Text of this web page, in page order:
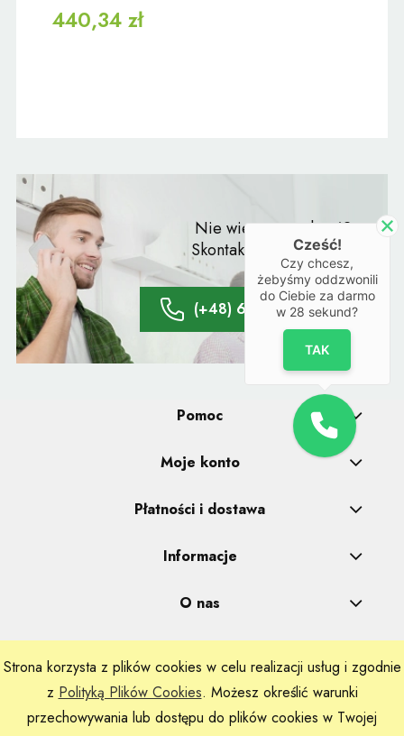
Strona korzysta z plików cookies w celu realizacji usług i zgodnie
z Polityką Plików Cookies. Możesz określić warunki
przechowywania lub dostępu do plików cookies w Twojej
440,34 zł
Nie wiesz co wybrać?
Skontaktuj się z naszym
doradcą:
(+48) 61 428 20 66
Pomoc
Moje konto
Płatności i dostawa
Informacje
O nas
Realizacje: Dpl Agency -Szablony Shoper
Cześć!
Czy chcesz,
żebyśmy oddzwonili
do Ciebie za darmo
w 28 sekund?
TAK